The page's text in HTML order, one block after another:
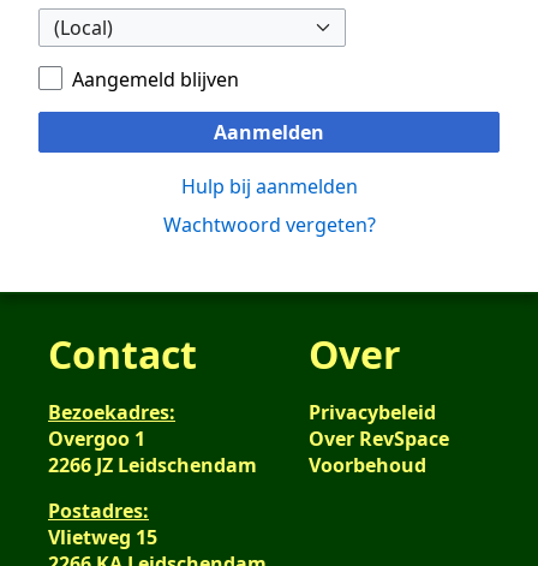
Aangemeld blijven
Aanmelden
Hulp bij aanmelden
Wachtwoord vergeten?
Contact
Bezoekadres:
Overgoo 1
2266 JZ Leidschendam
Postadres:
Vlietweg 15
Over
Privacybeleid
Over RevSpace
Voorbehoud